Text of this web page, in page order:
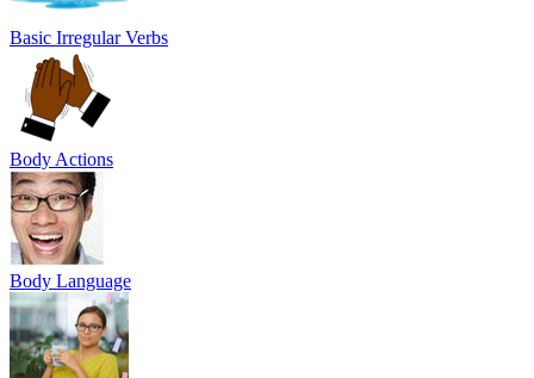
Basic Irregular Verbs
Body Actions
Body Language